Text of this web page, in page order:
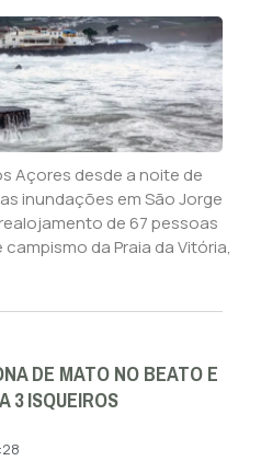
Açores desde a noite de
inundações em São Jorge
de 67 pessoas
da Praia da Vitória,
DE MATO NO BEATO E
3 ISQUEIROS